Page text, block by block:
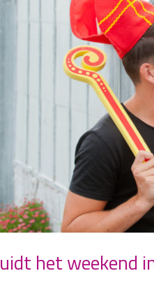
het weekend